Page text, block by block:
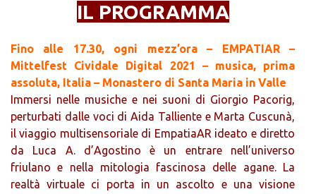
IL PROGRAMMA
Fino alle 17.30, ogni mezz’ora – EMPATIAR –
Mittelfest Cividale Digital 2021 – musica, prima
assoluta, Italia – Monastero di Santa Maria in Valle
Immersi nelle musiche e nei suoni di Giorgio Pacorig,
perturbati dalle voci di Aida Talliente e Marta Cuscunà,
il viaggio multisensoriale di EmpatiaAR ideato e diretto
da Luca A. d’Agostino è un entrare nell’universo
friulano e nella mitologia fascinosa delle agane. La
realtà virtuale ci porta in un ascolto e una visione